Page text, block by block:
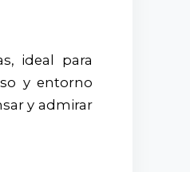
ideal para
y entorno
y admirar